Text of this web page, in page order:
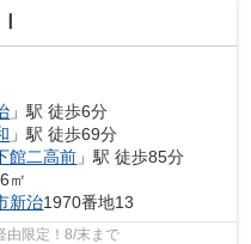
」駅 徒歩6分
」駅 徒歩69分
館二高前 」駅 徒歩85分
㎡
新治1970番地13
限定！8/末まで